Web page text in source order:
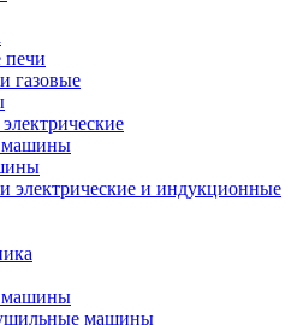
газовые
машины
электрические и индукционные
машины
машины